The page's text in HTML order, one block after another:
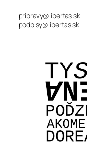
pripravy@libertas.sk
podpisy@libertas.sk